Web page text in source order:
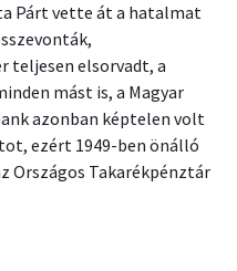
Párt vette át a hatalmat
teljesen elsorvadt, a
mást is, a Magyar
azonban képtelen volt
ezért 1949-ben önálló
Országos Takarékpénztár